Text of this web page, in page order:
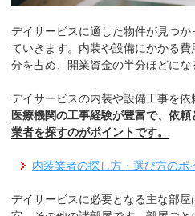
デイサービスに適した物件が見つ
ていきます。内装や設備にかかる
分を占め、開業資金の半分ほどにな
デイサービスの内装や設備工事を依
医療機関の工事経験が豊富で、依
業者を探すのがポイントです。
内装業者の探し方・選び方のポ
デイサービスに必要となる主な部